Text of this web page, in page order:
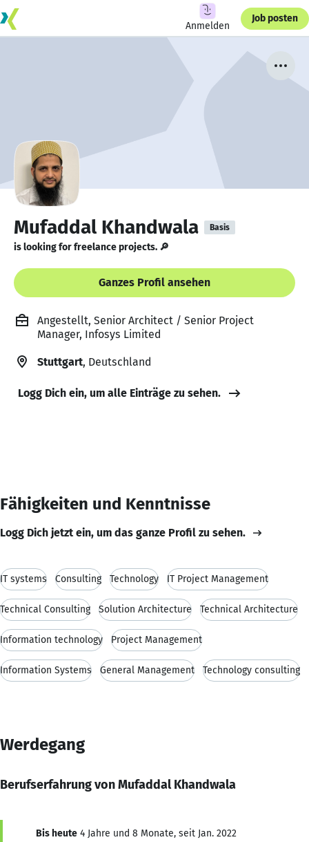
Anmelden
Job posten
Mufaddal Khandwala Basis
is looking for freelance projects. 🔎
Ganzes Profil ansehen
Angestellt, Senior Architect / Senior Project
Manager, Infosys Limited
Stuttgart, Deutschland
Logg Dich ein, um alle Einträge zu sehen.
Fähigkeiten und Kenntnisse
Logg Dich jetzt ein, um das ganze Profil zu sehen.
IT systems Consulting Technology IT Project Management
Technical Consulting Solution Architecture Technical Architecture
Information technology Project Management
Information Systems General Management Technology consulting
Werdegang
Berufserfahrung von Mufaddal Khandwala
Bis heute 4 Jahre und 8 Monate, seit Jan. 2022